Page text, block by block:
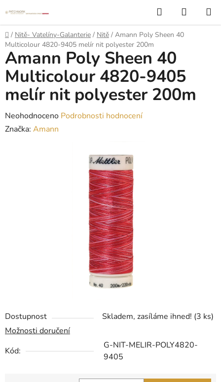
na
obsah
Hledat
KOŠÍK
Domů
/ Nitě- Vatelíny-Galanterie / Nitě / Amann Poly Sheen 40
Multicolour 4820-9405 melír nit polyester 200m
Dostupnost Skladem, zasíláme ihned! (3 ks)
Možnosti doručení
Kód:
G-NIT-MELIR-POLY4820-
9405
Amann Poly Sheen 40
Multicolour 4820-9405
melír nit polyester 200m
Průměrné
hodnocení
Neohodnoceno Podrobnosti hodnocení
Značka: Amann